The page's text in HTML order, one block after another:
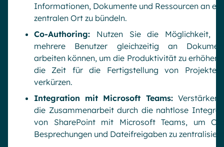
Informationen, Dokumente und Ressourcen an
zentralen Ort zu bündeln.
Co-Authoring: Nutzen Sie die Möglichkeit,
mehrere Benutzer gleichzeitig an
arbeiten können, um die Produktivität zu erhöhen
die Zeit für die Fertigstellung von Projekten
verkürzen.
Integration mit Microsoft Teams: Verstärken
die Zusammenarbeit durch die nahtlose
von SharePoint mit Microsoft Teams, um
Besprechungen und Dateifreigaben zu